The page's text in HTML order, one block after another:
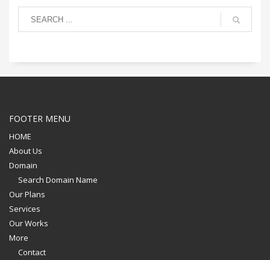
FOOTER MENU
HOME
About Us
Domain
Search Domain Name
Our Plans
Services
Our Works
More
Contact